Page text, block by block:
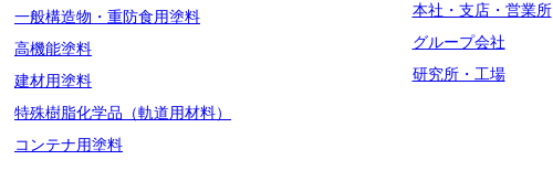
一般構造物・重防食用塗料
高機能塗料
建材用塗料
特殊樹脂化学品（軌道用材料）
コンテナ用塗料
本社・支店・営業所
グループ会社
研究所・工場